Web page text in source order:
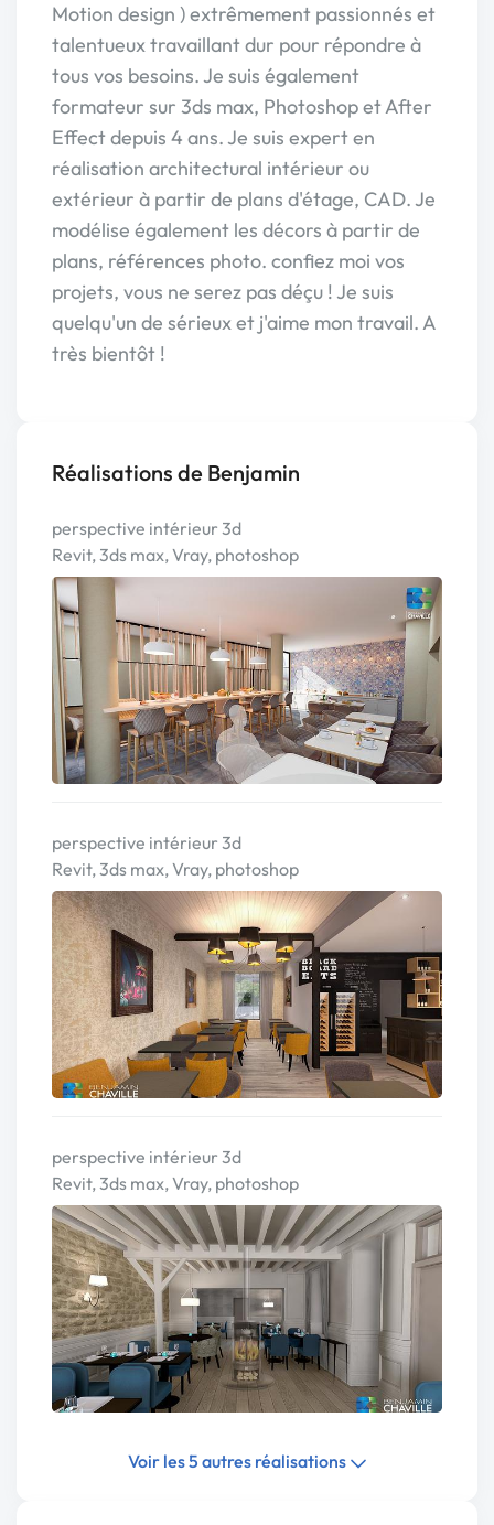
Motion design ) extrêmement passionnés et
talentueux travaillant dur pour répondre à
tous vos besoins. Je suis également
formateur sur 3ds max, Photoshop et After
Effect depuis 4 ans. Je suis expert en
réalisation architectural intérieur ou
extérieur à partir de plans d'étage, CAD. Je
modélise également les décors à partir de
plans, références photo. confiez moi vos
projets, vous ne serez pas déçu ! Je suis
quelqu'un de sérieux et j'aime mon travail. A
très bientôt !
Réalisations de Benjamin
perspective intérieur 3d
Revit, 3ds max, Vray, photoshop
perspective intérieur 3d
Revit, 3ds max, Vray, photoshop
perspective intérieur 3d
Revit, 3ds max, Vray, photoshop
Voir les 5 autres réalisations